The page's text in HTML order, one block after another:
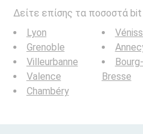
Δείτε επίσης τα ποσοστά
Lyon
Grenoble
Villeurbanne
Valence
Chambéry
Bresse